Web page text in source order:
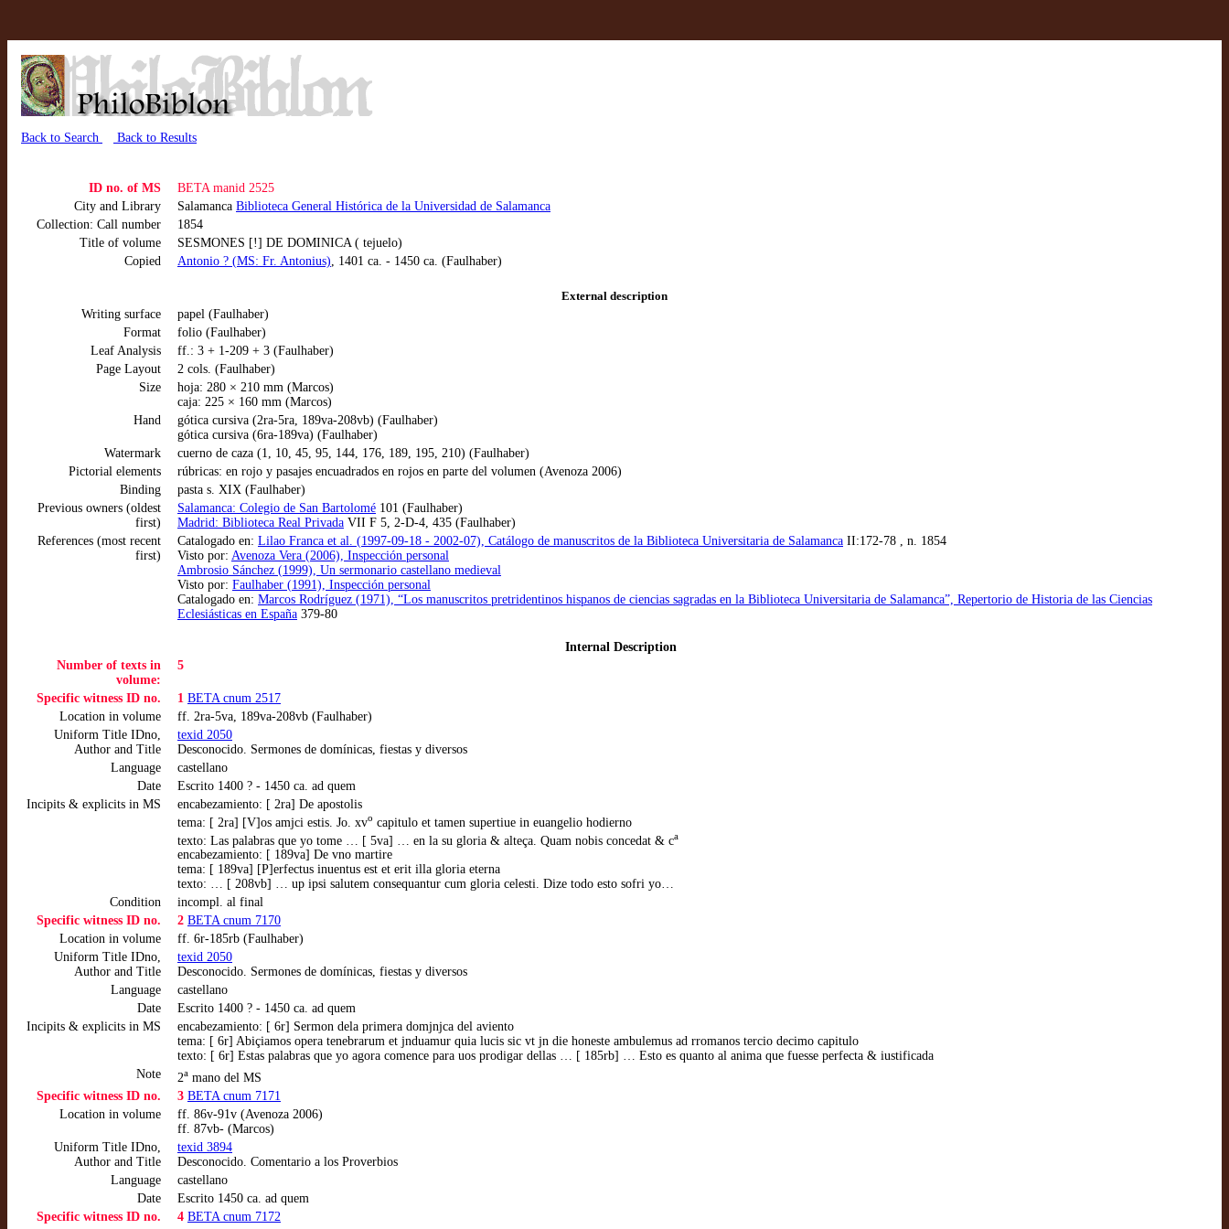
Back to Search Back to Results
ID no. of MS
BETA manid 2525
City and Library
Salamanca Biblioteca General Histórica de la Universidad de Salamanca
Collection: Call number
1854
Title of volume
SESMONES [!] DE DOMINICA ( tejuelo)
Copied
Antonio ? (MS: Fr. Antonius), 1401 ca. - 1450 ca. (Faulhaber)
External description
Writing surface
papel (Faulhaber)
Format
folio (Faulhaber)
Leaf Analysis
ff.: 3 + 1-209 + 3 (Faulhaber)
Page Layout
2 cols. (Faulhaber)
Size
hoja: 280 × 210 mm (Marcos)
caja: 225 × 160 mm (Marcos)
Hand
gótica cursiva (2ra-5ra, 189va-208vb) (Faulhaber)
gótica cursiva (6ra-189va) (Faulhaber)
Watermark
cuerno de caza (1, 10, 45, 95, 144, 176, 189, 195, 210) (Faulhaber)
Pictorial elements
rúbricas: en rojo y pasajes encuadrados en rojos en parte del volumen (Avenoza 2006)
Binding
pasta s. XIX (Faulhaber)
Previous owners (oldest
first)
Salamanca: Colegio de San Bartolomé 101 (Faulhaber)
Madrid: Biblioteca Real Privada VII F 5, 2-D-4, 435 (Faulhaber)
References (most recent
first)
Catalogado en: Lilao Franca et al. (1997-09-18 - 2002-07), Catálogo de manuscritos de la Biblioteca Universitaria de Salamanca II:172-78 , n. 1854
Visto por: Avenoza Vera (2006), Inspección personal
Ambrosio Sánchez (1999), Un sermonario castellano medieval
Visto por: Faulhaber (1991), Inspección personal
Catalogado en: Marcos Rodríguez (1971), “Los manuscritos pretridentinos hispanos de ciencias sagradas en la Biblioteca Universitaria de Salamanca”, Repertorio de Historia de las Ciencias
Eclesiásticas en España 379-80
Internal Description
Number of texts in
volume:
5
Specific witness ID no. 1 BETA cnum 2517
Location in volume
ff. 2ra-5va, 189va-208vb (Faulhaber)
Uniform Title IDno,
Author and Title
texid 2050
Desconocido. Sermones de domínicas, fiestas y diversos
Language
castellano
Date
Escrito 1400 ? - 1450 ca. ad quem
Incipits & explicits in MS
encabezamiento: [ 2ra] De apostolis
tema: [ 2ra] [V]os amjci estis. Jo. xvo capitulo et tamen supertiue in euangelio hodierno
texto: Las palabras que yo tome … [ 5va] … en la su gloria & alteça. Quam nobis concedat & ca
encabezamiento: [ 189va] De vno martire
tema: [ 189va] [P]erfectus inuentus est et erit illa gloria eterna
texto: … [ 208vb] … up ipsi salutem consequantur cum gloria celesti. Dize todo esto sofri yo…
Condition
incompl. al final
Specific witness ID no.
2 BETA cnum 7170
Location in volume
ff. 6r-185rb (Faulhaber)
Uniform Title IDno,
Author and Title
texid 2050
Desconocido. Sermones de domínicas, fiestas y diversos
Language
castellano
Date
Escrito 1400 ? - 1450 ca. ad quem
Incipits & explicits in MS
encabezamiento: [ 6r] Sermon dela primera domjnjca del aviento
tema: [ 6r] Abiçiamos opera tenebrarum et jnduamur quia lucis sic vt jn die honeste ambulemus ad rromanos tercio decimo capitulo
texto: [ 6r] Estas palabras que yo agora comence para uos prodigar dellas … [ 185rb] … Esto es quanto al anima que fuesse perfecta & iustificada
Note
2a mano del MS
Specific witness ID no.
3 BETA cnum 7171
Location in volume
ff. 86v-91v (Avenoza 2006)
ff. 87vb- (Marcos)
Uniform Title IDno,
Author and Title
texid 3894
Desconocido. Comentario a los Proverbios
Language
castellano
Date
Escrito 1450 ca. ad quem
Specific witness ID no.
4 BETA cnum 7172